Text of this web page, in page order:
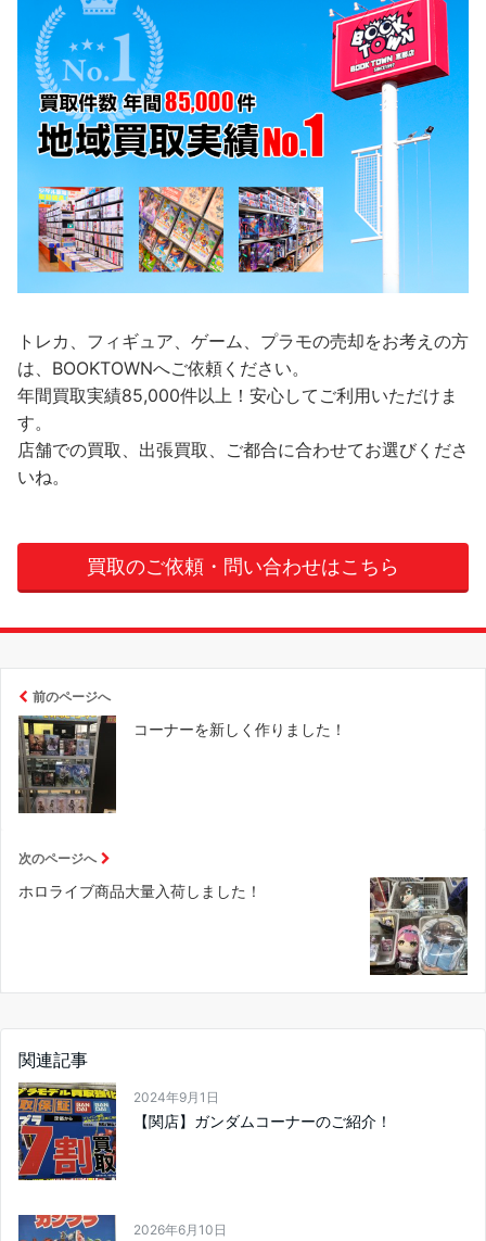
トレカ、フィギュア、ゲーム、プラモの売却をお考えの方
は、BOOKTOWNへご依頼ください。
年間買取実績85,000件以上！安心してご利用いただけま
す。
店舗での買取、出張買取、ご都合に合わせてお選びくださ
いね。
買取のご依頼・問い合わせはこちら
前のページへ
コーナーを新しく作りました！
次のページへ
ホロライブ商品大量入荷しました！
関連記事
2024年9月1日
【関店】ガンダムコーナーのご紹介！
2026年6月10日